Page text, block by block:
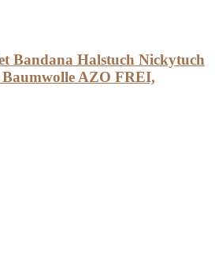
Bandana Halstuch Nickytuch
Baumwolle AZO FREI,